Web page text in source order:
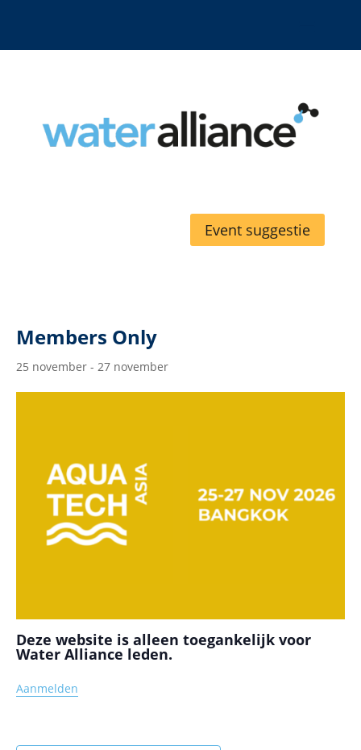
Event suggestie
Members Only
25 november - 27 november
Deze website is alleen toegankelijk voor
Water Alliance leden.
Aanmelden